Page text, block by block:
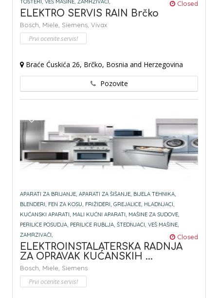
Closed
ELEKTRO SERVIS RAIN Brčko
Bosch, Miele, Siemens, Vivax
Prvi ocenite servis!
Braće Ćuskića 26, Brčko, Bosnia and Herzegovina
Pozovite
APARATI ZA BRIJANJE, APARATI ZA ŠIŠANJE, BIJELA TEHNIKA,
BLENDERI, FEN ZA KOSU, FRIŽIDERI, GREJALICE, HLADNJACI,
KUĆANSKI APARATI, MALI KUĆNI APARATI, MAŠINE ZA SUDOVE,
PERILICE POSUDJA, PERILICE RUBLJA, ŠTEDNJACI, VEŠ MAŠINE,
ZAMRZIVAČI,
Closed
ELEKTROINSTALATERSKA RADNJA
ZA OPRAVAK KUĆANSKIH ...
Bosch, Miele, Siemens
Prvi ocenite servis!